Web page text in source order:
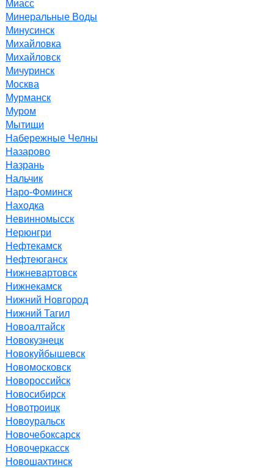
Миасс
Минеральные Воды
Минусинск
Михайловка
Михайловск
Мичуринск
Москва
Мурманск
Муром
Мытищи
Набережные Челны
Назарово
Назрань
Нальчик
Наро-Фоминск
Находка
Невинномысск
Нерюнгри
Нефтекамск
Нефтеюганск
Нижневартовск
Нижнекамск
Нижний Новгород
Нижний Тагил
Новоалтайск
Новокузнецк
Новокуйбышевск
Новомосковск
Новороссийск
Новосибирск
Новотроицк
Новоуральск
Новочебоксарск
Новочеркасск
Новошахтинск